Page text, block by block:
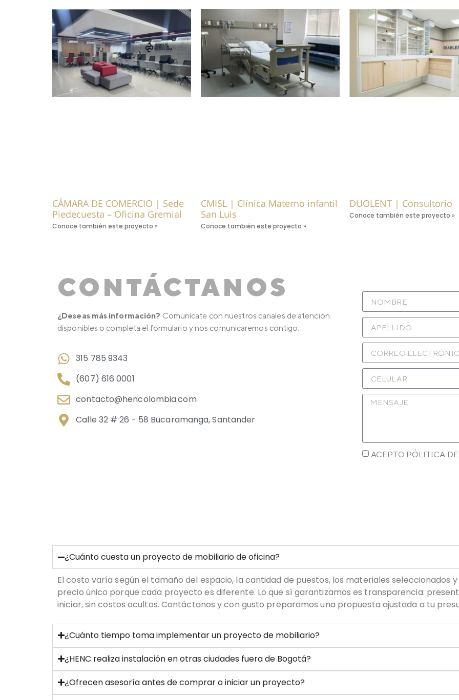
CÁMARA DE COMERCIO | Sede
Piedecuesta – Oficina Gremial
Conoce también este proyecto »
CMISL | Clínica Materno infantil
San Luis
Conoce también este proyecto »
DUOLENT | Consultorio
Conoce también este proyecto »
CONTÁCTANOS
¿Deseas más información? Comunícate con nuestros canales de atención
disponibles o completa el formulario y nos comunicaremos contigo.
315 785 9343
(607) 616 0001
contacto@hencolombia.com
Calle 32 # 26 - 58 Bucaramanga, Santander
ACEPTO PÓLITICA
¿Cuánto cuesta un proyecto de mobiliario de oficina?
El costo varía según el tamaño del espacio, la cantidad de puestos, los materiales seleccionados
precio único porque cada proyecto es diferente. Lo que sí garantizamos es transparencia:
iniciar, sin costos ocultos. Contáctanos y con gusto preparamos una propuesta ajustada a tu
¿Cuánto tiempo toma implementar un proyecto de mobiliario?
¿HENC realiza instalación en otras ciudades fuera de Bogotá?
¿Ofrecen asesoría antes de comprar o iniciar un proyecto?